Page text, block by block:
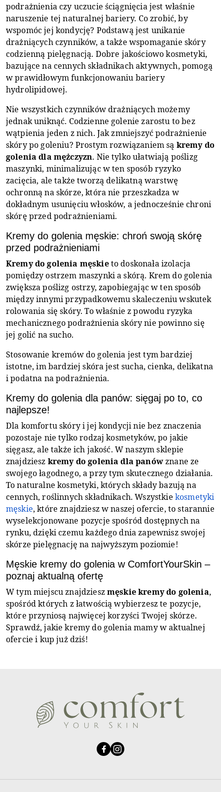
podrażnienia czy uczucie ściągnięcia jest właśnie
naruszenie tej naturalnej bariery. Co zrobić, by
wspomóc jej kondycję? Podstawą jest unikanie
drażniących czynników, a także wspomaganie skóry
codzienną pielęgnacją. Dobre jakościowo kosmetyki,
bazujące na cennych składnikach aktywnych, pomogą
w prawidłowym funkcjonowaniu bariery
hydrolipidowej.
Nie wszystkich czynników drażniących możemy
jednak uniknąć. Codzienne golenie zarostu to bez
wątpienia jeden z nich. Jak zmniejszyć podrażnienie
skóry po goleniu? Prostym rozwiązaniem są kremy do
golenia dla mężczyzn. Nie tylko ułatwiają poślizg
maszynki, minimalizując w ten sposób ryzyko
zacięcia, ale także tworzą delikatną warstwę
ochronną na skórze, która nie przeszkadza w
dokładnym usunięciu włosków, a jednocześnie chroni
skórę przed podrażnieniami.
Kremy do golenia męskie: chroń swoją skórę
przed podrażnieniami
Kremy do golenia męskieto doskonała izolacja
pomiędzy ostrzem maszynki a skórą. Krem do golenia
zwiększa poślizg ostrzy, zapobiegając w ten sposób
między innymi przypadkowemu skaleczeniu wskutek
rolowania się skóry. To właśnie z powodu ryzyka
mechanicznego podrażnienia skóry nie powinno się
jej golić na sucho.
Stosowanie kremów do golenia jest tym bardziej
istotne, im bardziej skóra jest sucha, cienka, delikatna
i podatna na podrażnienia.
Kremy do golenia dla panów: sięgaj po to, co
najlepsze!
Dla komfortu skóry i jej kondycji nie bez znaczenia
pozostaje nie tylko rodzaj kosmetyków, po jakie
sięgasz, ale także ich jakość. W naszym sklepie
znajdziesz kremy do golenia dla panówznane ze
swojego łagodnego, a przy tym skutecznego działania.
To naturalne kosmetyki, których składy bazują na
cennych, roślinnych składnikach. Wszystkie kosmetyki
męskie, które znajdziesz w naszej ofercie, to starannie
wyselekcjonowane pozycje spośród dostępnych na
rynku, dzięki czemu każdego dnia zapewnisz swojej
skórze pielęgnację na najwyższym poziomie!
Męskie kremy do golenia w ComfortYourSkin –
poznaj aktualną ofertę
W tym miejscu znajdzieszmęskie kremy do golenia,
spośród których z łatwością wybierzesz te pozycje,
które przyniosą najwięcej korzyści Twojej skórze.
Sprawdź, jakie kremy do golenia mamy w aktualnej
ofercie i kup już dziś!